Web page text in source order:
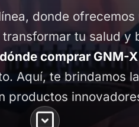
donde
tu salud y
dónde comprar GNM-
Aquí, te brindamos
productos